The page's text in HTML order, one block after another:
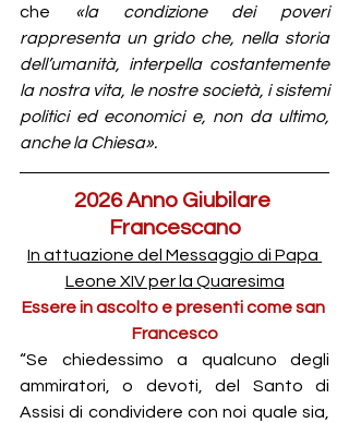
che «la condizione dei poveri
rappresenta un grido che, nella storia
dell’umanità, interpella costantemente
la nostra vita, le nostre società, i sistemi
politici ed economici e, non da ultimo,
anche la Chiesa».
2026 Anno Giubilare
Francescano
In attuazione del Messaggio di Papa
Leone XIV per la Quaresima
Essere in ascolto e presenti come san
Francesco
“Se chiedessimo a qualcuno degli
ammiratori, o devoti, del Santo di
Assisi di condividere con noi quale sia,